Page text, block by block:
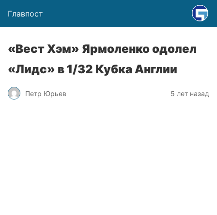
Главпост
«Вест Хэм» Ярмоленко одолел
«Лидс» в 1/32 Кубка Англии
Петр Юрьев 5 лет назад